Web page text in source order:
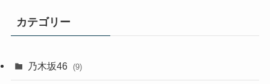
カテゴリー
乃木坂46 (9)